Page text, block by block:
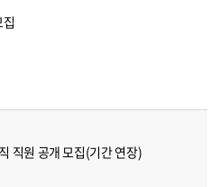
직원 공개 모집(기간 연장)